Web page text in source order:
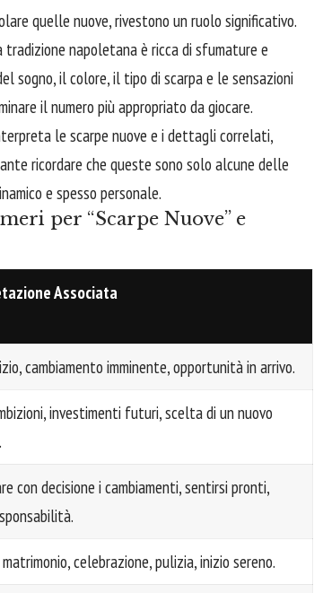
quelle nuove, rivestono un ruolo significativo.
tradizione napoletana è ricca di sfumature e
il colore, il tipo di scarpa e le sensazioni
il numero più appropriato da giocare.
le scarpe nuove e i dettagli correlati,
ricordare che queste sono solo alcune delle
e spesso personale.
per “Scarpe Nuove” e
Associata
cambiamento imminente, opportunità in arrivo.
investimenti futuri, scelta di un nuovo
con decisione i cambiamenti, sentirsi pronti,
celebrazione, pulizia, inizio sereno.